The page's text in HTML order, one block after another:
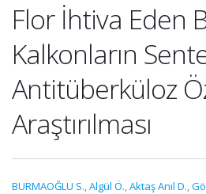
Flor İhtiva Eden
Kalkonların
Antitüberküloz
Araştırılması
BURMAOĞLU S.,Algül Ö.,Aktaş Anıl D.,